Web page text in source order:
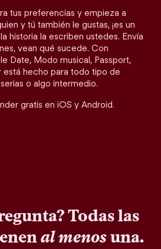
tus preferencias y empieza a
y tú también le gustas, ¡es un
historia la escriben ustedes. Envía
vean qué sucede. Con
Date, Modo musical, Passport,
está hecho para todo tipo de
o algo intermedio.
gratis en iOS y Android.
Todas las
al menosuna.